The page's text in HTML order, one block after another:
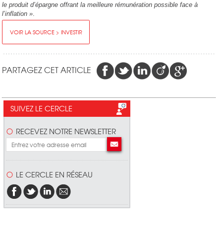
le produit d’épargne offrant la meilleure rémunération possible face à
l’inflation ».
VOIR LA SOURCE > INVESTIR
PARTAGEZ CET ARTICLE
SUIVEZ LE CERCLE
RECEVEZ NOTRE NEWSLETTER
LE CERCLE EN RÉSEAU